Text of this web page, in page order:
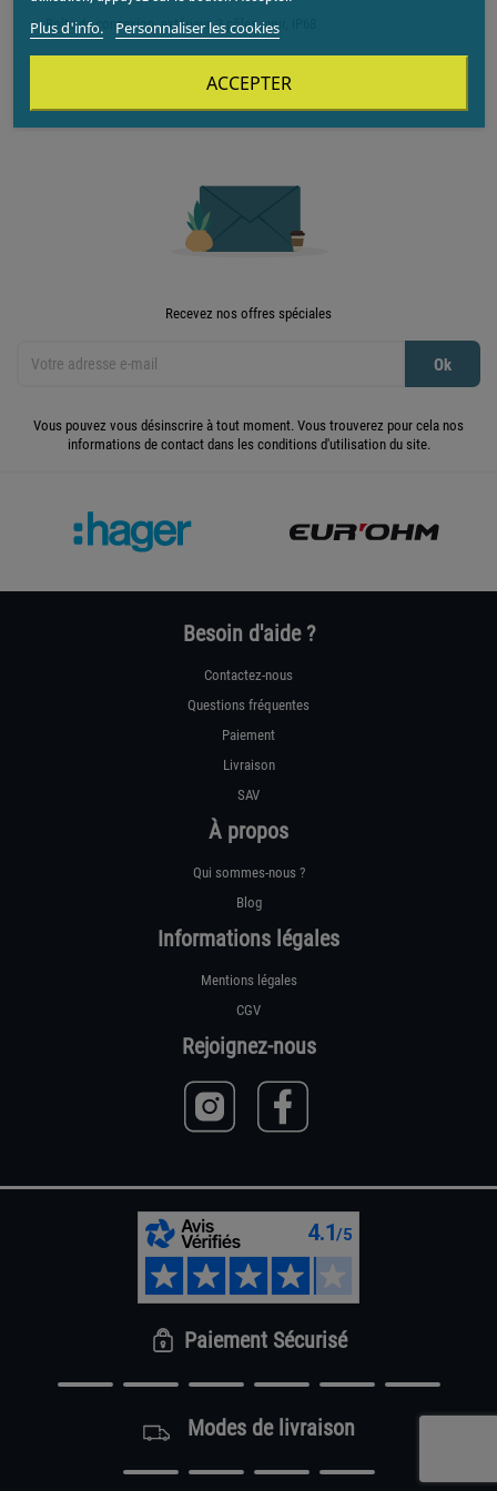
Boîte de connexion, extérieur, 3 pôles, noir, IP68
Recevez nos offres spéciales
Vous pouvez vous désinscrire à tout moment. Vous trouverez pour cela nos
informations de contact dans les conditions d'utilisation du site.
Besoin d'aide ?
Contactez-nous
Questions fréquentes
Paiement
Livraison
SAV
À propos
Qui sommes-nous ?
Blog
Informations légales
Mentions légales
CGV
Rejoignez-nous
Paiement Sécurisé
Modes de livraison
Plus d'info. Personnaliser les cookies
ACCEPTER